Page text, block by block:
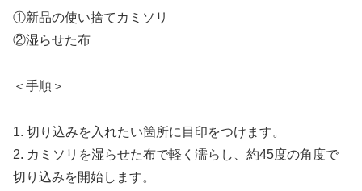
①新品の使い捨てカミソリ
②湿らせた布
＜手順＞
1. 切り込みを入れたい箇所に目印をつけます。
2. カミソリを湿らせた布で軽く濡らし、約45度の角度で
切り込みを開始します。